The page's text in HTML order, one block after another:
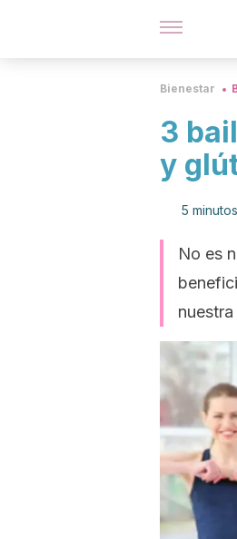
Bienestar
3
y
5 minutos
No es